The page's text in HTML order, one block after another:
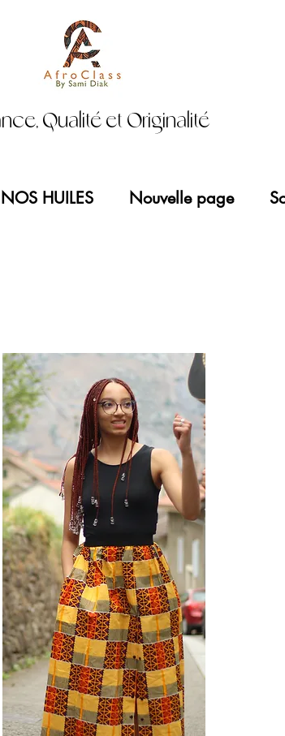
Qualité et Originalité
NOS HUILES Nouvelle page